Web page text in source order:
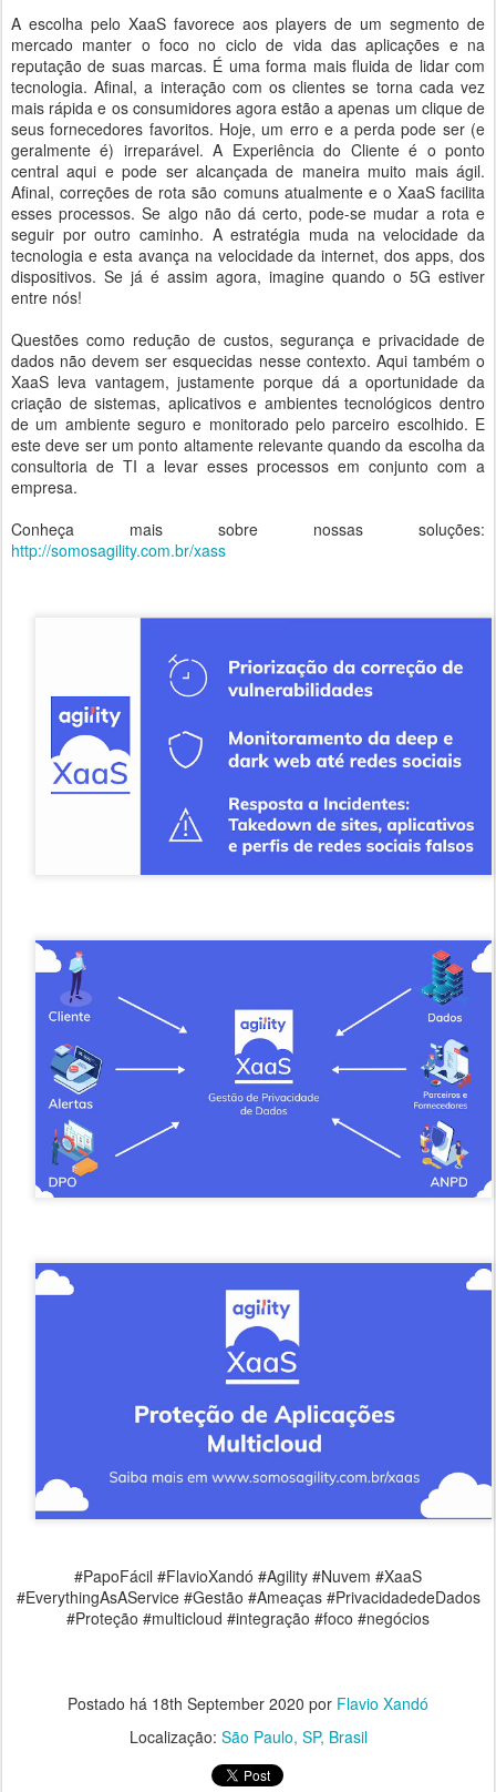
A escolha pelo XaaS favorece aos players de um segmento de
mercado manter o foco no ciclo de vida das aplicações e na
reputação de suas marcas. É uma forma mais fluida de lidar com
tecnologia. Afinal, a interação com os clientes se torna cada vez
mais rápida e os consumidores agora estão a apenas um clique de
seus fornecedores favoritos. Hoje, um erro e a perda pode ser (e
geralmente é) irreparável. A Experiência do Cliente é o ponto
central aqui e pode ser alcançada de maneira muito mais ágil.
Afinal, correções de rota são comuns atualmente e o XaaS facilita
esses processos. Se algo não dá certo, pode-se mudar a rota e
seguir por outro caminho. A estratégia muda na velocidade da
tecnologia e esta avança na velocidade da internet, dos apps, dos
dispositivos. Se já é assim agora, imagine quando o 5G estiver
entre nós!
Questões como redução de custos, segurança e privacidade de
dados não devem ser esquecidas nesse contexto. Aqui também o
XaaS leva vantagem, justamente porque dá a oportunidade da
criação de sistemas, aplicativos e ambientes tecnológicos dentro
de um ambiente seguro e monitorado pelo parceiro escolhido. E
este deve ser um ponto altamente relevante quando da escolha da
consultoria de TI a levar esses processos em conjunto com a
empresa.
Conheça mais sobre nossas soluções:
http://somosagility.com.br/xass
#PapoFácil #FlavioXandó #Agility #Nuvem #XaaS
#EverythingAsAService #Gestão #Ameaças #PrivacidadedeDados
#Proteção #multicloud #integração #foco #negócios
Postado há 18th September 2020 por Flavio Xandó
Localização: São Paulo, SP, Brasil